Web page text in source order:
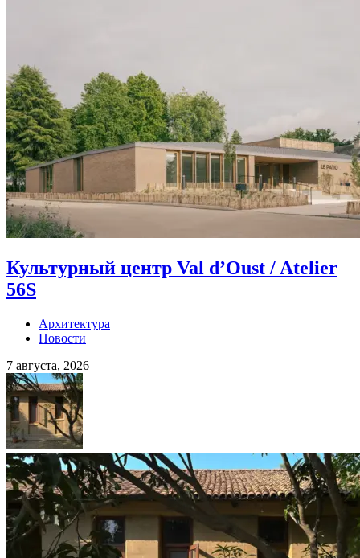
Культурный центр Val d’Oust / Atelier
56S
Архитектура
Новости
7 августа, 2026